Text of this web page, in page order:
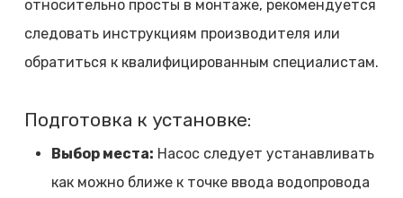
относительно просты в монтаже, рекомендуется
следовать инструкциям производителя или
обратиться к квалифицированным специалистам.
Подготовка к установке:
Выбор места: Насос следует устанавливать
как можно ближе к точке ввода водопровода